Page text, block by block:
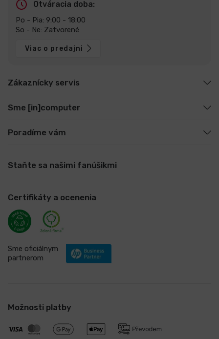
Otváracia doba:
Po - Pia: 9:00 - 18:00
So - Ne: Zatvorené
Viac o predajni
Zákaznícky servis
Sme [in]computer
Poradíme vám
Staňte sa našimi fanúšikmi
Certifikáty a ocenenia
Sme oficiálnym
partnerom
Možnosti platby